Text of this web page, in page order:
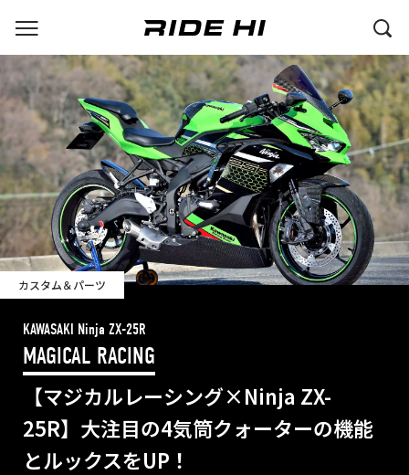
カスタム＆パーツ
KAWASAKI Ninja ZX-25R
MAGICAL RACING
【マジカルレーシング×Ninja ZX-
25R】大注目の4気筒クォーターの機能
とルックスをUP！